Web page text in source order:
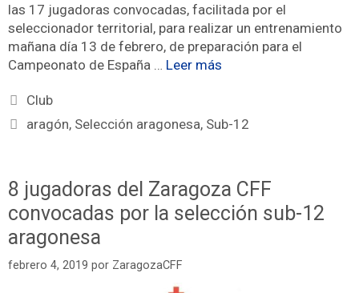
las 17 jugadoras convocadas, facilitada por el
seleccionador territorial, para realizar un entrenamiento
mañana día 13 de febrero, de preparación para el
Campeonato de España … Leer más
Club
aragón, Selección aragonesa, Sub-12
8 jugadoras del Zaragoza CFF
convocadas por la selección sub-12
aragonesa
febrero 4, 2019 por ZaragozaCFF